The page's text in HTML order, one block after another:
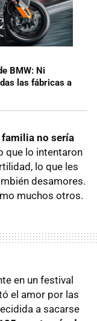
BMW: Ni
las fábricas a
no sería
que lo intentaron
lo que les
desamores.
muchos otros.
en un festival
el amor por las
a sacarse